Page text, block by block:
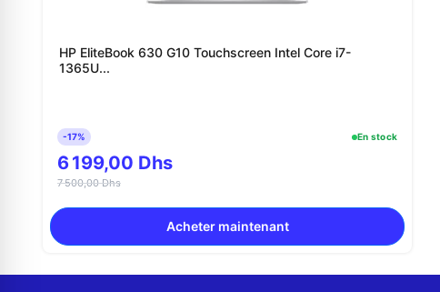
HP EliteBook 630 G10 Touchscreen Intel Core i7-
1365U...
-17% En stock
6 199,00 Dhs
7 500,00 Dhs
Acheter maintenant